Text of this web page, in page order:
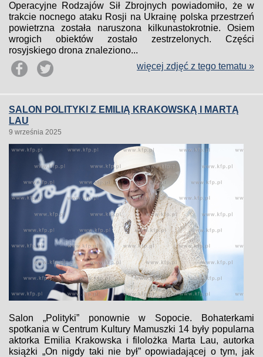
Operacyjne Rodzajów Sił Zbrojnych powiadomiło, że w
trakcie nocnego ataku Rosji na Ukrainę polska przestrzeń
powietrzna została naruszona kilkunastokrotnie. Osiem
wrogich obiektów zostało zestrzelonych. Części
rosyjskiego drona znaleziono...
więcej zdjęć z tego tematu »
SALON POLITYKI Z EMILIĄ KRAKOWSKĄ I MARTĄ
LAU
9 września 2025
Salon „Polityki” ponownie w Sopocie. Bohaterkami
spotkania w Centrum Kultury Mamuszki 14 były popularna
aktorka Emilia Krakowska i filolożka Marta Lau, autorka
książki „On nigdy taki nie był” opowiadającej o tym, jak